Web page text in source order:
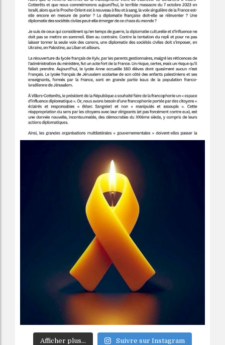
Afficher plus... Suivre sur Instagram